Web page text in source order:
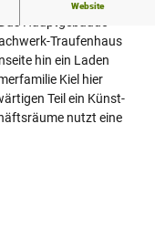
Website
Traufenhaus
hin ein Laden
Kiel hier
Teil ein Künst­
nutzt eine